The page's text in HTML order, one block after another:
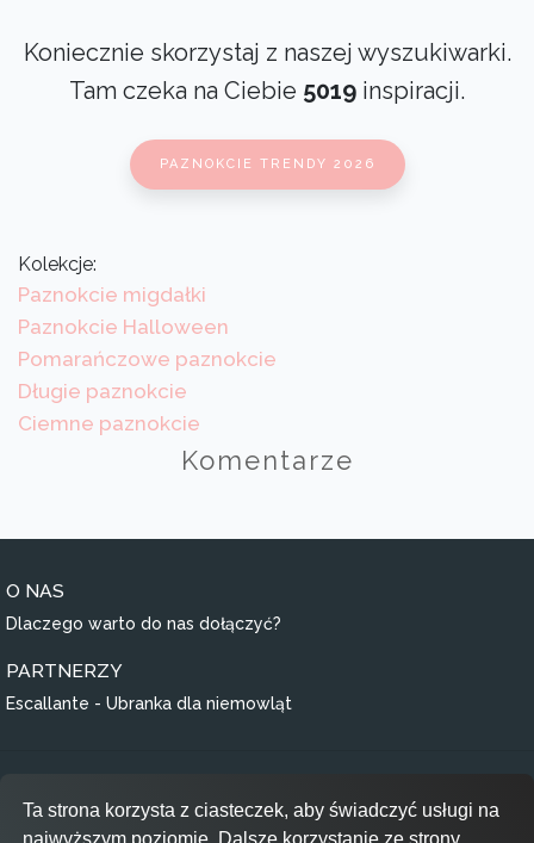
Koniecznie skorzystaj z naszej wyszukiwarki.
Tam czeka na Ciebie 5019 inspiracji.
PAZNOKCIE TRENDY 2026
Kolekcje:
Paznokcie migdałki
Paznokcie Halloween
Pomarańczowe paznokcie
Długie paznokcie
Ciemne paznokcie
Komentarze
O NAS
Dlaczego warto do nas dołączyć?
PARTNERZY
Escallante - Ubranka dla niemowląt
Polityka prywatności
Ta strona korzysta z ciasteczek, aby świadczyć usługi na